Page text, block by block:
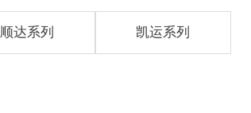
顺达系列 凯运系列